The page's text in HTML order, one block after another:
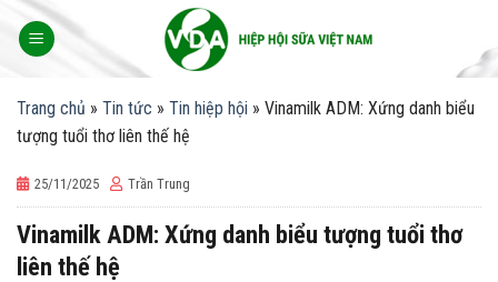
Trang chủ » Tin tức » Tin hiệp hội » Vinamilk ADM: Xứng danh biểu
tượng tuổi thơ liên thế hệ
25/11/2025 Trần Trung
Vinamilk ADM: Xứng danh biểu tượng tuổi thơ
liên thế hệ